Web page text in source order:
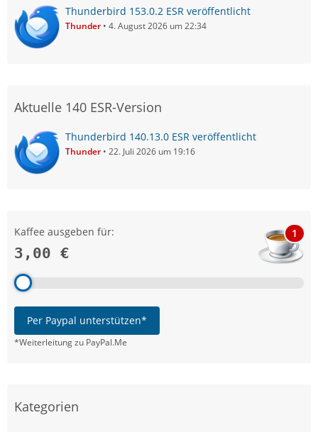
Thunderbird 153.0.2 ESR veröffentlicht
Thunder 4. August 2026 um 22:34
Aktuelle 140 ESR-Version
Thunderbird 140.13.0 ESR veröffentlicht
Thunder 22. Juli 2026 um 19:16
Kaffee ausgeben für:
3,00 €
1
Per Paypal unterstützen*
*Weiterleitung zu PayPal.Me
Kategorien